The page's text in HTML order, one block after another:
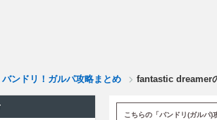
バンドリ！ガルパ攻略まとめ fantastic dreamer
こちらの「バンドリ(ガルパ)